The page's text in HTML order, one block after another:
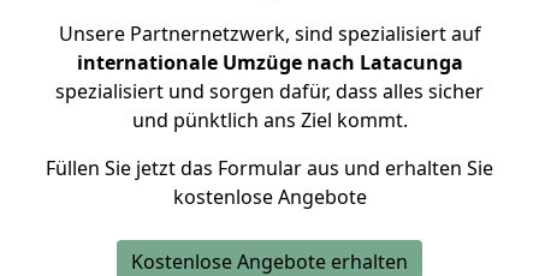
Unsere Partnernetzwerk, sind spezialisiert auf
internationale Umzüge nach Latacunga
spezialisiert und sorgen dafür, dass alles sicher
und pünktlich ans Ziel kommt.
Füllen Sie jetzt das Formular aus und erhalten Sie
kostenlose Angebote
Kostenlose Angebote erhalten